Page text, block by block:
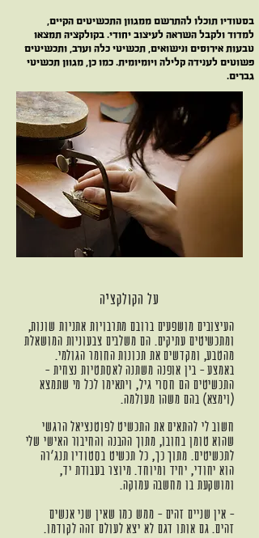
בסטודיו תוכלו להתרשם ממגוון התכשיטים הקיים,
למדוד ולקבל השראה לעיצוב יחודי. בקולקציה תמצאו
טבעות אירוסים ונישואים, תכשיטי כלה וערב, ותכשיטים
פשוטים לענידה קלילה ויומיומית. כמו כן, מגוון תכשיטי
גברים.
על הקולקציה
העיצובים מושפעים ברובם מתרבויות אתניות שונות,
ומתכשיטים עתיקים. הם משלבים צבעוניות המושאלת
מהטבע, ומקדשים את תכונות החומר הגולמי.
באמצע - בין אופנה משתנה לאסתטיות נצחית -
התכשיטים הם חסרי גיל, ויתאימו לכל מי שתמצא
(וימצא) בהם משהו מעולמה.
חשוב לי להתאים את התכשיט לפוטנציאל הרגשי
שהוא טומן בחובו, מתוך ההבנה והחיבור האישי שלי
לתכשיטים. מתוך כך, כל תכשיט בסטודיו תנג'רה
הוא יחודי, יחיד ומיוחד. מיוצר בעבודת יד,
ומושקעת בו מחשבה עמוקה.
- אין שניים זהים - ממש כמו שאין שני אנשים
זהים. גם אותו דגם לא יצא לעולם זהה לקודמו.